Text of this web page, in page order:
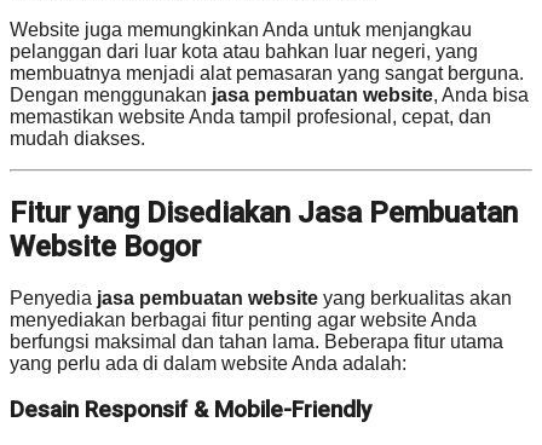
Website juga memungkinkan Anda untuk menjangkau
pelanggan dari luar kota atau bahkan luar negeri, yang
membuatnya menjadi alat pemasaran yang sangat berguna.
Dengan menggunakan jasa pembuatan website, Anda bisa
memastikan website Anda tampil profesional, cepat, dan
mudah diakses.
Fitur yang Disediakan Jasa Pembuatan
Website Bogor
Penyedia jasa pembuatan website yang berkualitas akan
menyediakan berbagai fitur penting agar website Anda
berfungsi maksimal dan tahan lama. Beberapa fitur utama
yang perlu ada di dalam website Anda adalah:
Desain Responsif & Mobile-Friendly